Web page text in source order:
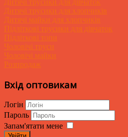
Дитячі трусики для хлопчиків
Дитячі майки для хлопчиків
Підліткові трусики для дівчаток
Підліткові топи
Чоловічі труси
Чоловічі майки
Розпродаж
Вхід оптовикам
Логін
Пароль
Запам'ятати мене